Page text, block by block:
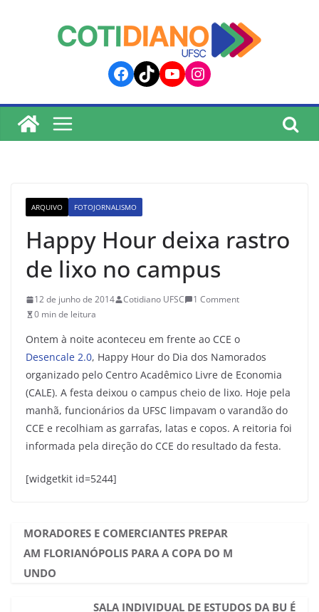
Facebook
TikTokYouTube
Instagram
ARQUIVO FOTOJORNALISMO
Happy Hour deixa rastro
de lixo no campus
12 de junho de 2014 Cotidiano UFSC
1 Comment
0 min de leitura
Ontem à noite aconteceu em frente ao CCE o
Desencale 2.0, Happy Hour do Dia dos Namorados
organizado pelo Centro Acadêmico Livre de Economia
(CALE). A festa deixou o campus cheio de lixo. Hoje pela
manhã, funcionários da UFSC limpavam o varandão do
CCE e recolhiam as garrafas, latas e copos. A reitoria foi
informada pela direção do CCE do resultado da festa.
[widgetkit id=5244]
MORADORES E COMERCIANTES PREPAR
AM FLORIANÓPOLIS PARA A COPA DO M
UNDO
SALA INDIVIDUAL DE ESTUDOS DA BU É